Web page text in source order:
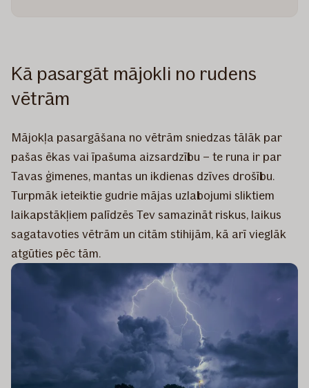
Kā pasargāt mājokli no rudens
vētrām
Mājokļa pasargāšana no vētrām sniedzas tālāk par
pašas ēkas vai īpašuma aizsardzību – te runa ir par
Tavas ģimenes, mantas un ikdienas dzīves drošību.
Turpmāk ieteiktie gudrie mājas uzlabojumi sliktiem
laikapstākļiem palīdzēs Tev samazināt riskus, laikus
sagatavoties vētrām un citām stihijām, kā arī vieglāk
atgūties pēc tām.